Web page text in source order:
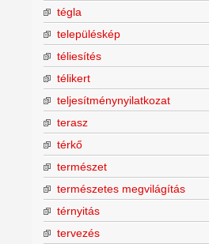
tégla
településkép
téliesítés
télikert
teljesítménynyilatkozat
terasz
térkő
természet
természetes megvilágítás
térnyitás
tervezés